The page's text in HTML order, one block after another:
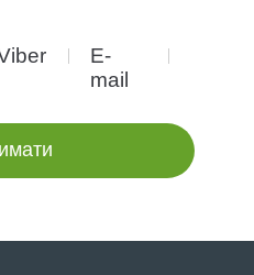
E-
mail